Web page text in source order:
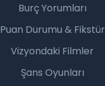
Burç Yorumları
Puan Durumu & Fikstür
Vizyondaki Filmler
Şans Oyunları